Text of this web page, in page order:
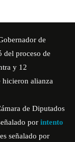
de
del proceso de
y 12
hicieron alianza
de Diputados
por intento
señalado por